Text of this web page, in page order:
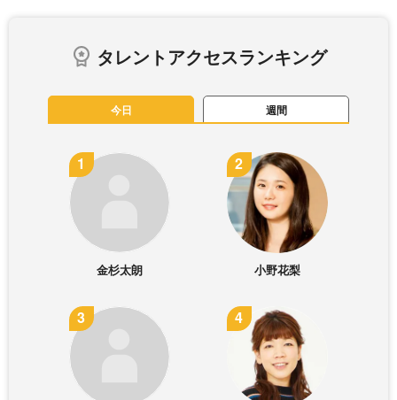
タレントアクセスランキング
今日 週間
金杉太朗 小野花梨